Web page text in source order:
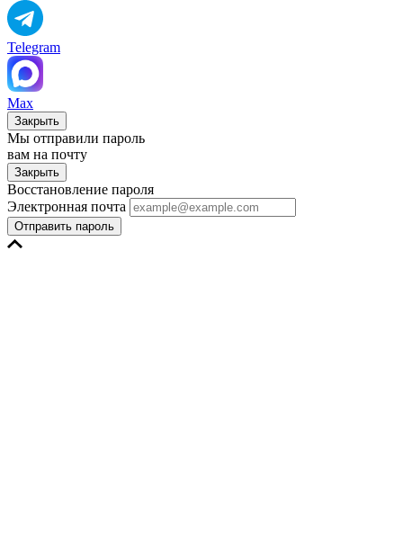
Telegram
Max
Закрыть
Мы отправили пароль
вам на почту
Закрыть
Восстановление пароля
Электронная почта
Отправить пароль